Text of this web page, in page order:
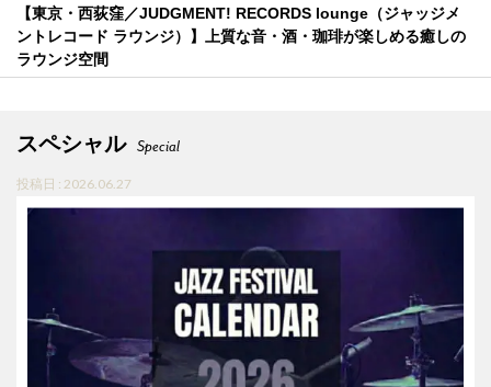
【東京・西荻窪／JUDGMENT! RECORDS lounge（ジャッジメ
ントレコード ラウンジ）】上質な音・酒・珈琲が楽しめる癒しの
ラウンジ空間
スペシャル Special
投稿日 : 2026.06.27